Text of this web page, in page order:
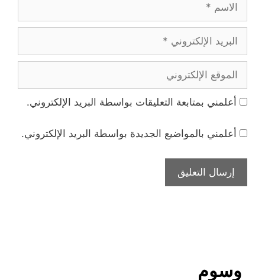
الإلكتروني
الإلكتروني
أعلمني بمتابعة التعليقات بواسطة البريد الإلكتروني.
أعلمني بالمواضيع الجديدة بواسطة البريد الإلكتروني.
وسوم